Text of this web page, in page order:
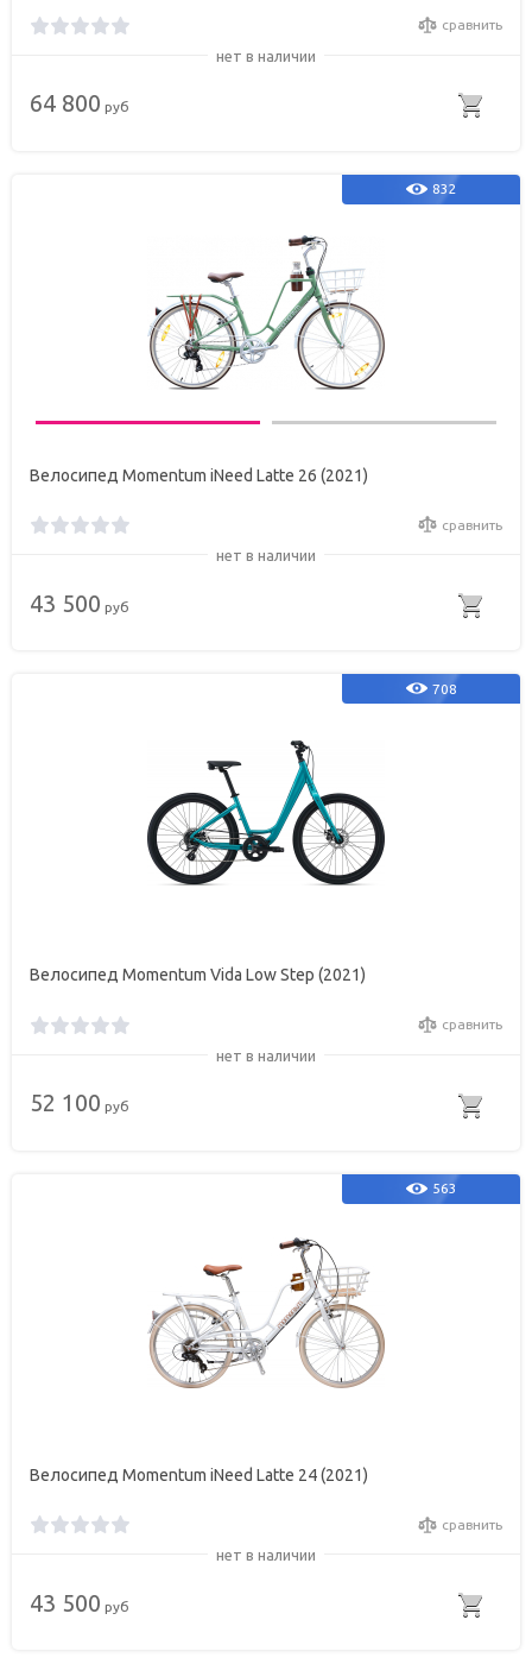
сравнить
нет в наличии
64 800 руб
832
Велосипед Momentum iNeed Latte 26 (2021)
сравнить
нет в наличии
43 500 руб
708
Велосипед Momentum Vida Low Step (2021)
сравнить
нет в наличии
52 100 руб
563
Велосипед Momentum iNeed Latte 24 (2021)
сравнить
нет в наличии
43 500 руб